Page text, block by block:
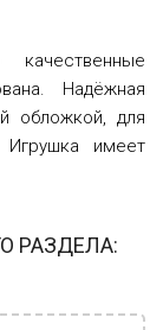
Надёжная
обложкой, для
Игрушка имеет
РАЗДЕЛА: